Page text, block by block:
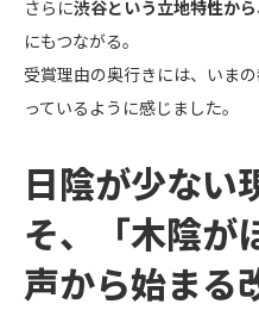
さらに渋谷という立地特性か
にもつながる。
受賞理由の奥行きには、いま
っているように感じました。
日陰が少ない
そ、「木陰が
声から始まる